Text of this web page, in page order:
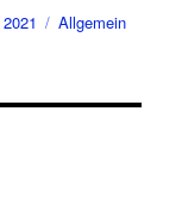
Kategorien
Allgemein